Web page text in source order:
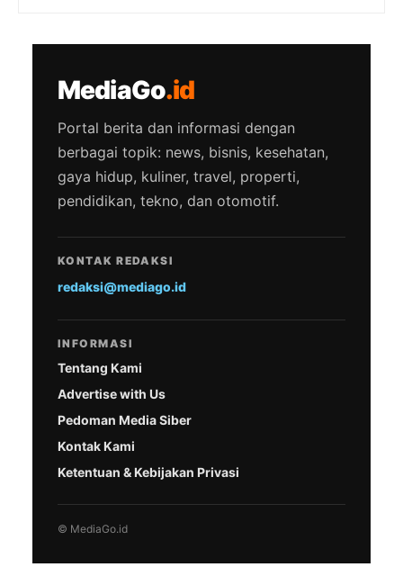
MediaGo.id
Portal berita dan informasi dengan
berbagai topik: news, bisnis, kesehatan,
gaya hidup, kuliner, travel, properti,
pendidikan, tekno, dan otomotif.
KONTAK REDAKSI
redaksi@mediago.id
INFORMASI
Tentang Kami
Advertise with Us
Pedoman Media Siber
Kontak Kami
Ketentuan & Kebijakan Privasi
© MediaGo.id